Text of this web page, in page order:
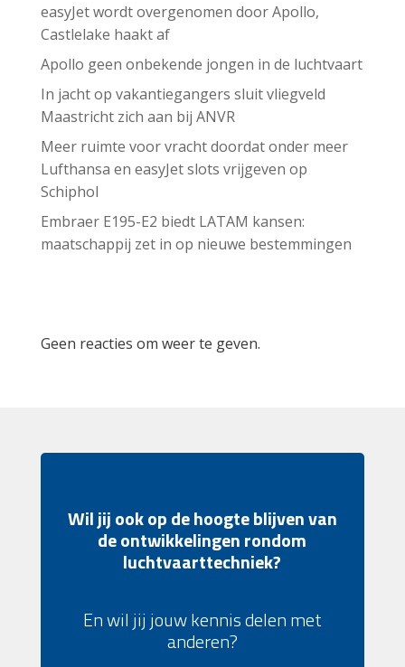
easyJet wordt overgenomen door Apollo,
Castlelake haakt af
Apollo geen onbekende jongen in de luchtvaart
In jacht op vakantiegangers sluit vliegveld
Maastricht zich aan bij ANVR
Meer ruimte voor vracht doordat onder meer
Lufthansa en easyJet slots vrijgeven op
Schiphol
Embraer E195-E2 biedt LATAM kansen:
maatschappij zet in op nieuwe bestemmingen
Geen reacties om weer te geven.
Wil jij ook op de hoogte blijven van
de ontwikkelingen rondom
luchtvaarttechniek?
En wil jij jouw kennis delen met
anderen?